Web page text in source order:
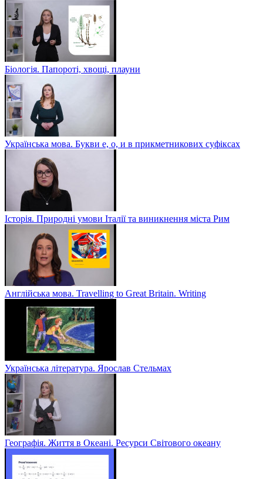
Біологія. Папороті, хвощі, плауни
Українська мова. Букви е, о, и в прикметникових суфіксах
Історія. Природні умови Італії та виникнення міста Рим
Англійська мова. Travelling to Great Britain. Writing
Українська література. Ярослав Стельмах
Географія. Життя в Океані. Ресурси Світового океану